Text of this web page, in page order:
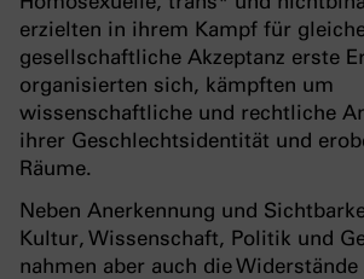
erzielten in ihrem Kampf für
gesellschaftliche Akzeptanz erste
organisierten sich, kämpften um
wissenschaftliche und rechtliche
ihrer Geschlechtsidentität und
Räume.
Neben Anerkennung und
Kultur, Wissenschaft, Politik und
nahmen aber auch die